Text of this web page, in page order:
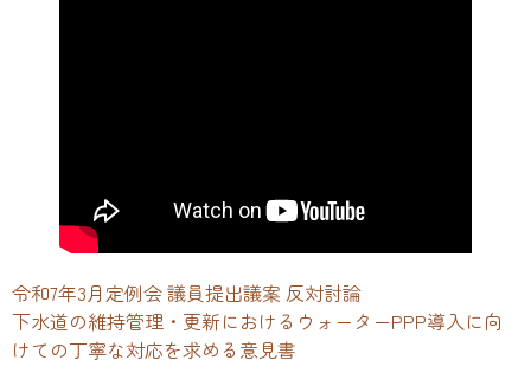
令和7年3月定例会 議員提出議案 反対討論
下水道の維持管理・更新におけるウォーターPPP導入に向
けての丁寧な対応を求める意見書